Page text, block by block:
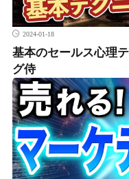
2024-01-18
基本のセールス心理
グ侍